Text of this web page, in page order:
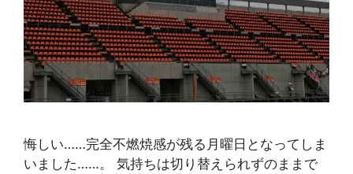
悔しい……完全不燃焼感が残る月曜日となってしま
いました……。 気持ちは切り替えられずのままで